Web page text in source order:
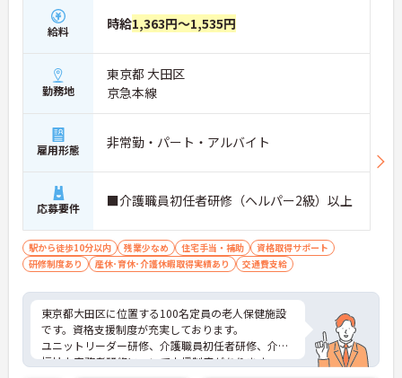
給料 時給1,363円～1,535円
勤務地
東京都 大田区
京急本線
雇用形態 非常勤・パート・アルバイト
応募要件 ■介護職員初任者研修（ヘルパー2級）以上
駅から徒歩10分以内 残業少なめ 住宅手当・補助
資格取得サポート
研修制度あり
産休･育休･介護休暇取得実績あり 交通費支給
東京都大田区に位置する100名定員の老人保健施設
です。資格支援制度が充実しております。
ユニットリーダー研修、介護職員初任者研修、介護
福祉士実務者研修について支援制度があります。